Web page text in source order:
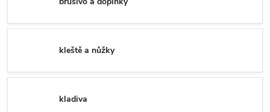
kleště a nůžky
kladiva